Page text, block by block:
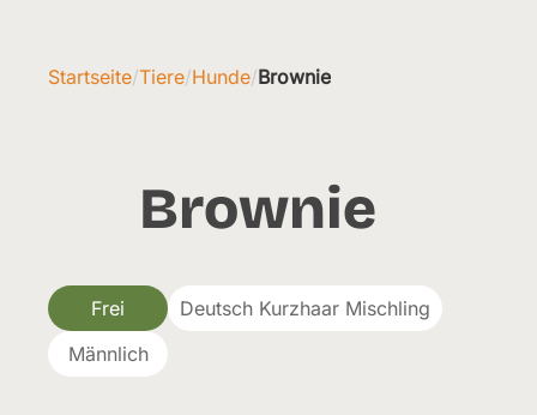
Startseite/Tiere/Hunde/Brownie
Brownie
Frei
Deutsch Kurzhaar Mischling
Männlich